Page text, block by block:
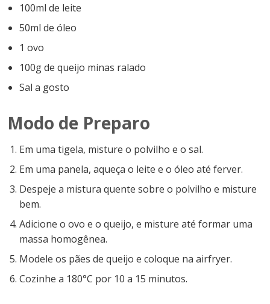
100ml de leite
50ml de óleo
1 ovo
100g de queijo minas ralado
Sal a gosto
Modo de Preparo
Em uma tigela, misture o polvilho e o sal.
Em uma panela, aqueça o leite e o óleo até ferver.
Despeje a mistura quente sobre o polvilho e misture
bem.
Adicione o ovo e o queijo, e misture até formar uma
massa homogênea.
Modele os pães de queijo e coloque na airfryer.
Cozinhe a 180°C por 10 a 15 minutos.